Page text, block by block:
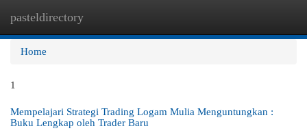
pasteldirectory
Home
1
Mempelajari Strategi Trading Logam Mulia Menguntungkan :
Buku Lengkap oleh Trader Baru